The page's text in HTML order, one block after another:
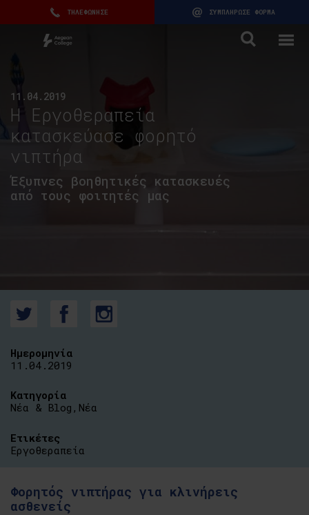
ΤΗΛΕΦΩΝΗΣΕ ΣΥΜΠΛΗΡΩΣΕ ΦΟΡΜΑ
11.04.2019
Η Εργοθεραπεία
κατασκεύασε φορητό
νιπτήρα
Έξυπνες βοηθητικές κατασκευές
από τους φοιτητές μας
Φορητός νιπτήρας για κλινήρεις
ασθενείς
Ημερομηνία
11.04.2019
Κατηγορία
Νέα & Blog , Νέα
Ετικέτες
Εργοθεραπεία